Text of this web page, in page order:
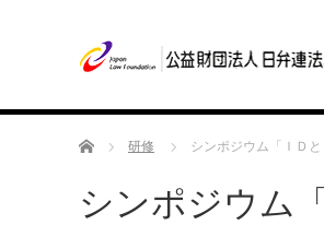
ホーム 研修 シンポジウム「ＩＤ
シンポジウム